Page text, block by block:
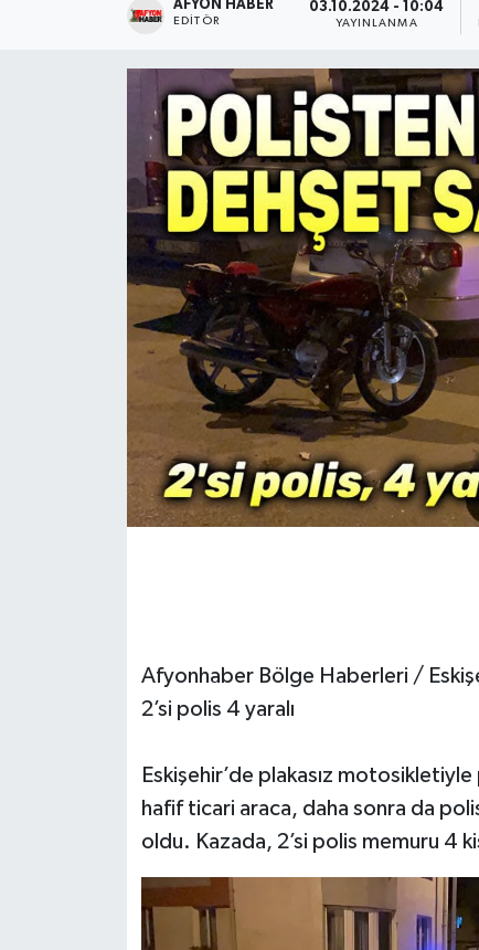
AFYON HABER
EDITÖR
03.10.2024 - 10:04
YAYINLANMA
Afyonhaber Bölge Haberleri /
2’si polis 4 yaralı
Eskişehir’de plakasız
hafif ticari araca, daha sonra da
oldu. Kazada, 2’si polis memuru 4